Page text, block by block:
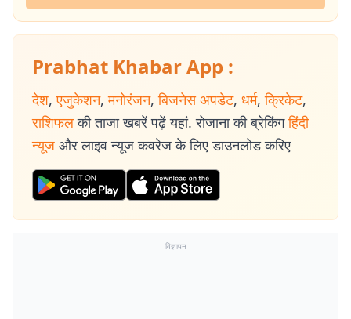
Prabhat Khabar App :
देश, एजुकेशन, मनोरंजन, बिजनेस अपडेट, धर्म, क्रिकेट,
राशिफल की ताजा खबरें पढ़ें यहां. रोजाना की ब्रेकिंग हिंदी
न्यूज और लाइव न्यूज कवरेज के लिए डाउनलोड करिए
विज्ञापन